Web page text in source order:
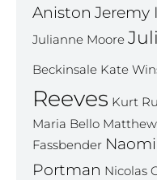
Aniston Jeremy
Julianne Moore
Beckinsale Kate
Reeves Kurt
Maria Bello
Fassbender
Portman Nicolas